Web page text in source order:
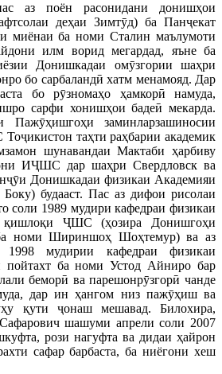
аз поён расонидани донишҳои
деҳаи Зимтӯд) ба Панҷекат
миёнаи ба номи Сталин маълумоти
илм ворид мегардад, яъне ба
Донишкадаи омӯзгории шаҳри
бо сарбаландӣ хатм менамояд. Дар
бо рӯзномаҳо ҳамкорӣ намуда,
сарфи хонишҳои бадеӣ мекарда.
Пажӯҳишгоҳи заминларзашиносии
таҳти раҳбарии академик
шунавандаи Мактаби ҳарбиву
ИҶШС дар шаҳри Свердловск ва
Донишкадаи физикаи Академияи
будааст. Пас аз дифои рисолаи
соли 1989 мудири кафедраи физикаи
қишлоқи ҶШС (ҳозира Донишгоҳи
номи Шириншоҳ Шоҳтемур) ва аз
мудирии кафедраи физикаи
пойтахт ба номи Устод Айниро бар
беморӣ ва парешонрӯзгорӣ чанде
дар ин ҳангом низ пажӯҳиш ва
қути ҷонаш мешавад. Билохира,
шашуми апрели соли 2007
рози нагуфта ва дидаи ҳайрон
сафар барбаста, ба ниёгони хеш